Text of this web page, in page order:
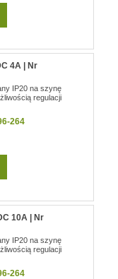
4A | Nr
IP20 na szynę
regulacji
264
10A | Nr
IP20 na szynę
regulacji
264